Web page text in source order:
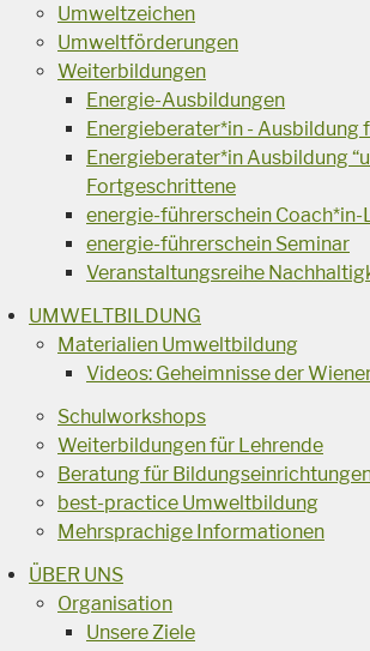
Umweltzeichen
Umweltförderungen
Weiterbildungen
Energie-Ausbildungen
Energieberater*in - Ausbildung
Energieberater*in Ausbildung
Fortgeschrittene
energie-führerschein Coach*in-
energie-führerschein Seminar
Veranstaltungsreihe
UMWELTBILDUNG
Materialien Umweltbildung
Videos: Geheimnisse der
Schulworkshops
Weiterbildungen für Lehrende
Beratung für
best-practice Umweltbildung
Mehrsprachige Informationen
ÜBER UNS
Organisation
Unsere Ziele